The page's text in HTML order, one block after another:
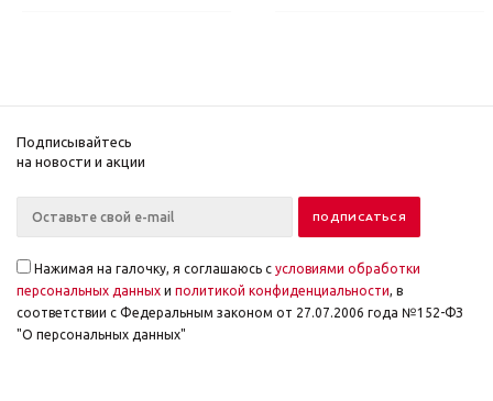
Подписывайтесь
на новости и акции
Нажимая на галочку, я соглашаюсь с условиями обработки
персональных данных и политикой конфиденциальности, в
соответствии с Федеральным законом от 27.07.2006 года №152-ФЗ
"О персональных данных"